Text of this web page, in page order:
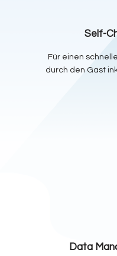
Data
Self-
Für einen
durch den Gast